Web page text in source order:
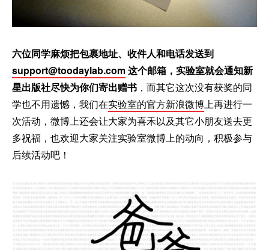
六位同学麻烦把包裹地址、收件人和电话发送到
support@toodaylab.com这个邮箱，实验室就会通知新
星出版社尽快为你们寄出赠书 ，而其它这次没有获奖的同
学也不用遗憾，我们在实验室的官方新浪微博上再进行一
次活动，微博上还会让大家为喜禾以及其它小朋友送去更
多祝福，也欢迎大家关注实验室微博上的动向，积极参与
后续活动吧！